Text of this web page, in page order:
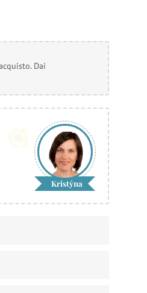
Dai
Kristýna